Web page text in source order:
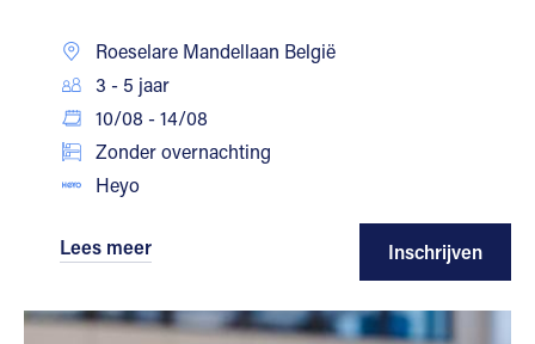
Roeselare Mandellaan België
3 - 5 jaar
10/08 - 14/08
Zonder overnachting
Heyo
Lees meer Inschrijven